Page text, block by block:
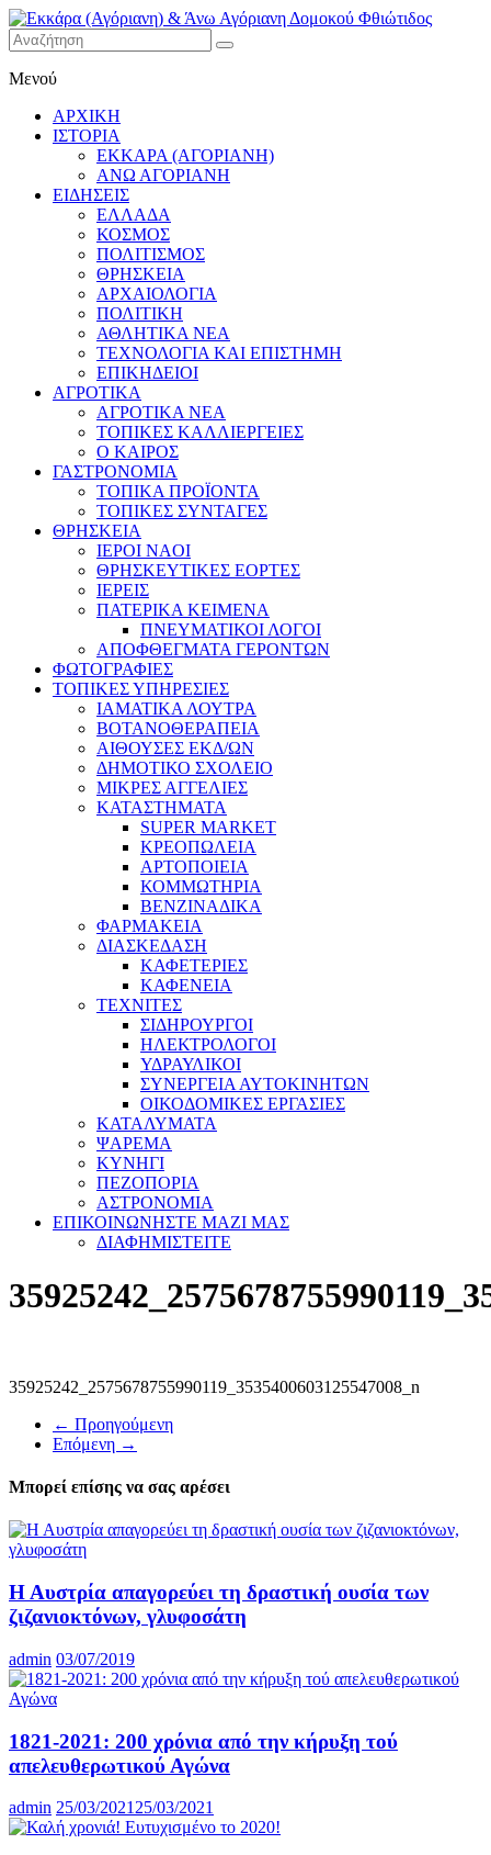
Εκκάρα
(Αγόριανη)
& Άνω
Αγόριανη
Δομοκού
Φθιώτιδος
Μενού
ΑΡΧΙΚΗ
ΙΣΤΟΡΙΑ
ΕΚΚΑΡΑ (ΑΓΟΡΙΑΝΗ)
ΑΝΩ ΑΓΟΡΙΑΝΗ
ΕΙΔΗΣΕΙΣ
ΕΛΛΑΔΑ
ΚΟΣΜΟΣ
ΠΟΛΙΤΙΣΜΟΣ
ΘΡΗΣΚΕΙΑ
ΑΡΧΑΙΟΛΟΓΙΑ
ΠΟΛΙΤΙΚΗ
ΑΘΛΗΤΙΚΑ ΝΕΑ
ΤΕΧΝΟΛΟΓΙΑ ΚΑΙ ΕΠΙΣΤΗΜΗ
ΕΠΙΚΗΔΕΙΟΙ
ΑΓΡΟΤΙΚΑ
ΑΓΡΟΤΙΚΑ ΝΕΑ
ΤΟΠΙΚΕΣ ΚΑΛΛΙΕΡΓΕΙΕΣ
Ο ΚΑΙΡΟΣ
ΓΑΣΤΡΟΝΟΜΙΑ
ΤΟΠΙΚΑ ΠΡΟΪΟΝΤΑ
ΤΟΠΙΚΕΣ ΣΥΝΤΑΓΕΣ
ΘΡΗΣΚΕΙΑ
IEPOI NAOI
ΘΡΗΣΚΕΥΤΙΚΕΣ ΕΟΡΤΕΣ
ΙΕΡΕΙΣ
ΠΑΤΕΡΙΚΑ ΚΕΙΜΕΝΑ
ΠΝΕΥΜΑΤΙΚΟΙ ΛΟΓΟΙ
ΑΠΟΦΘΕΓΜΑΤΑ ΓΕΡΟΝΤΩΝ
ΦΩΤΟΓΡΑΦΙΕΣ
ΤΟΠΙΚΕΣ ΥΠΗΡΕΣΙΕΣ
ΙΑΜΑΤΙΚΑ ΛΟΥΤΡΑ
ΒΟΤΑΝΟΘΕΡΑΠΕΙΑ
ΑΙΘΟΥΣΕΣ ΕΚΔ/ΩΝ
ΔΗΜΟΤΙΚΟ ΣΧΟΛΕΙΟ
ΜΙΚΡΕΣ ΑΓΓΕΛΙΕΣ
ΚΑΤΑΣΤΗΜΑΤΑ
SUPER MARKET
ΚΡΕΟΠΩΛΕΙΑ
ΑΡΤΟΠΟΙΕΙΑ
ΚΟΜΜΩΤΗΡΙΑ
ΒΕΝΖΙΝΑΔΙΚΑ
ΦΑΡΜΑΚΕΙΑ
ΔΙΑΣΚΕΔΑΣΗ
ΚΑΦΕΤΕΡΙΕΣ
ΚΑΦΕΝΕΙΑ
ΤΕΧΝΙΤΕΣ
ΣΙΔΗΡΟΥΡΓΟΙ
ΗΛΕΚΤΡΟΛΟΓΟΙ
ΥΔΡΑΥΛΙΚΟΙ
ΣΥΝΕΡΓΕΙΑ ΑΥΤΟΚΙΝΗΤΩΝ
ΟΙΚΟΔΟΜΙΚΕΣ ΕΡΓΑΣΙΕΣ
ΚΑΤΑΛΥΜΑΤΑ
ΨΑΡΕΜΑ
ΚΥΝΗΓΙ
ΠΕΖΟΠΟΡΙΑ
ΑΣΤΡΟΝΟΜΙΑ
ΕΠΙΚΟΙΝΩΝΗΣΤΕ ΜΑΖΙ ΜΑΣ
ΔΙΑΦΗΜΙΣΤΕΙΤΕ
35925242_2575678755990119_3535400603125547008_n
← Προηγούμενη
Επόμενη →
Μπορεί επίσης να σας αρέσει
Η Αυστρία απαγορεύει τη δραστική ουσία των
ζιζανιοκτόνων, γλυφοσάτη
admin 03/07/2019
1821-2021: 200 χρόνια από την κήρυξη τού
απελευθερωτικού Αγώνα
admin 25/03/2021 25/03/2021